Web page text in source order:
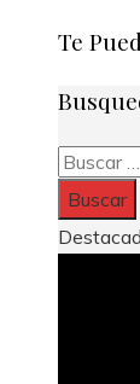
Te
Buscar: